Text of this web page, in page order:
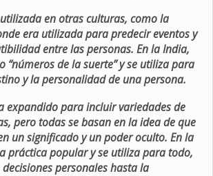
en otras culturas, como la
era utilizada para predecir eventos y
entre las personas. En la India,
“números de la suerte” y se utiliza para
y la personalidad de una persona.
expandido para incluir variedades de
pero todas se basan en la idea de que
un significado y un poder oculto. En la
práctica popular y se utiliza para todo,
personales hasta la